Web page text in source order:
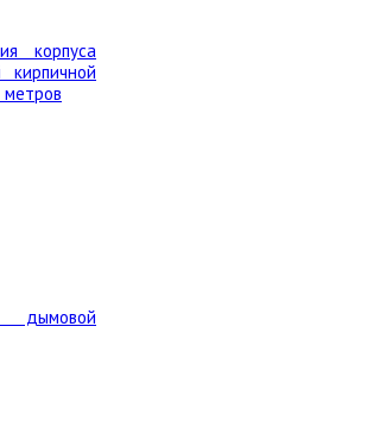
корпуса